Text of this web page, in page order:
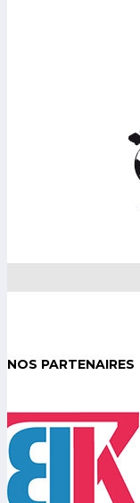
NOS PARTENAIRES